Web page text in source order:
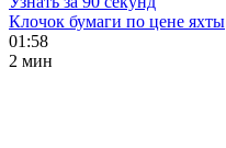
Клочок бумаги по цене яхты
01:58
2 мин